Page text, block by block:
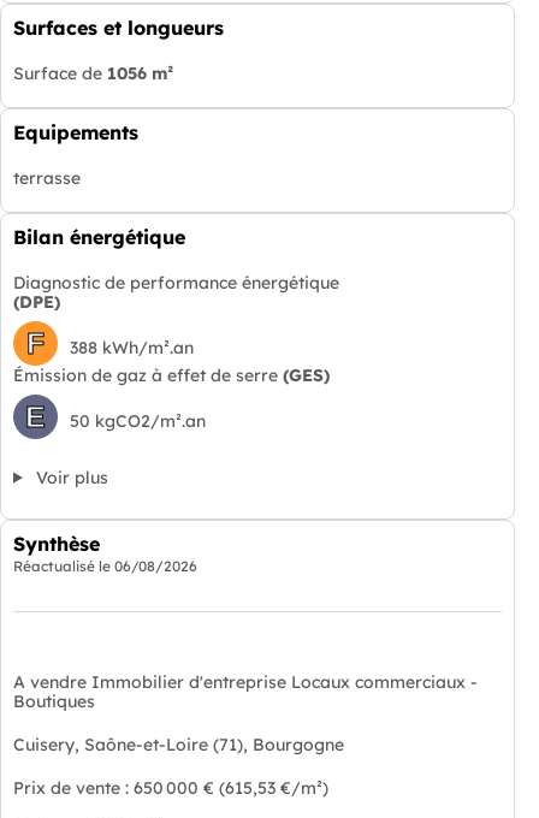
Surfaces et longueurs
Surface de 1056 m²
Equipements
terrasse
Bilan énergétique
Diagnostic de performance énergétique
(DPE)
F
388 kWh/m².an
Émission de gaz à effet de serre (GES)
E 50 kgCO2/m².an
Voir plus
Synthèse
Réactualisé le 06/08/2026
A vendre Immobilier d'entreprise Locaux commerciaux -
Boutiques
Cuisery, Saône-et-Loire (71), Bourgogne
Prix de vente : 650 000 € (615,53 €/m²)